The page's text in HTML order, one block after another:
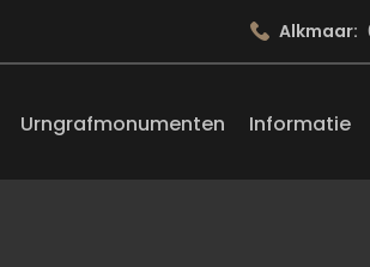
Urngrafmonumenten Informatie
Alkmaar: